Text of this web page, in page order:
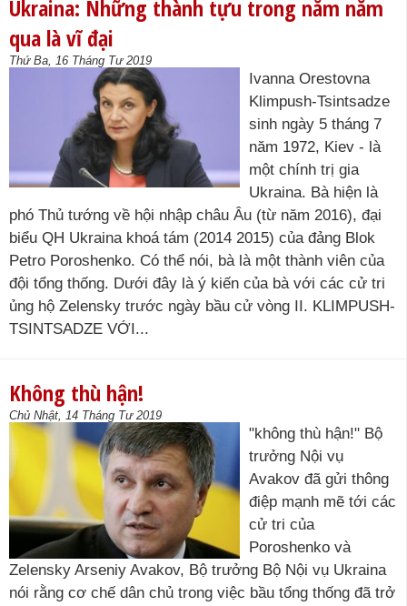
Ukraina: Những thành tựu trong năm năm
qua là vĩ đại
Thứ Ba, 16 Tháng Tư 2019
Ivanna Orestovna
Klimpush-Tsintsadze
sinh ngày 5 tháng 7
năm 1972, Kiev - là
một chính trị gia
Ukraina. Bà hiện là
phó Thủ tướng về hội nhập châu Âu (từ năm 2016), đại
biểu QH Ukraina khoá tám (2014 2015) của đảng Blok
Petro Poroshenko. Có thể nói, bà là một thành viên của
đội tổng thống. Dưới đây là ý kiến của bà với các cử tri
ủng hộ Zelensky trước ngày bầu cử vòng II. KLIMPUSH-
TSINTSADZE VỚI...
Không thù hận!
Chủ Nhật, 14 Tháng Tư 2019
"không thù hận!" Bộ
trưởng Nội vụ
Avakov đã gửi thông
điệp mạnh mẽ tới các
cử tri của
Poroshenko và
Zelensky Arseniy Avakov, Bộ trưởng Bộ Nội vụ Ukraina
nói rằng cơ chế dân chủ trong việc bầu tổng thống đã trở